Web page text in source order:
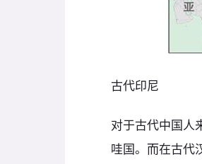
古代印尼
对于古代中国人
哇国。而在古代